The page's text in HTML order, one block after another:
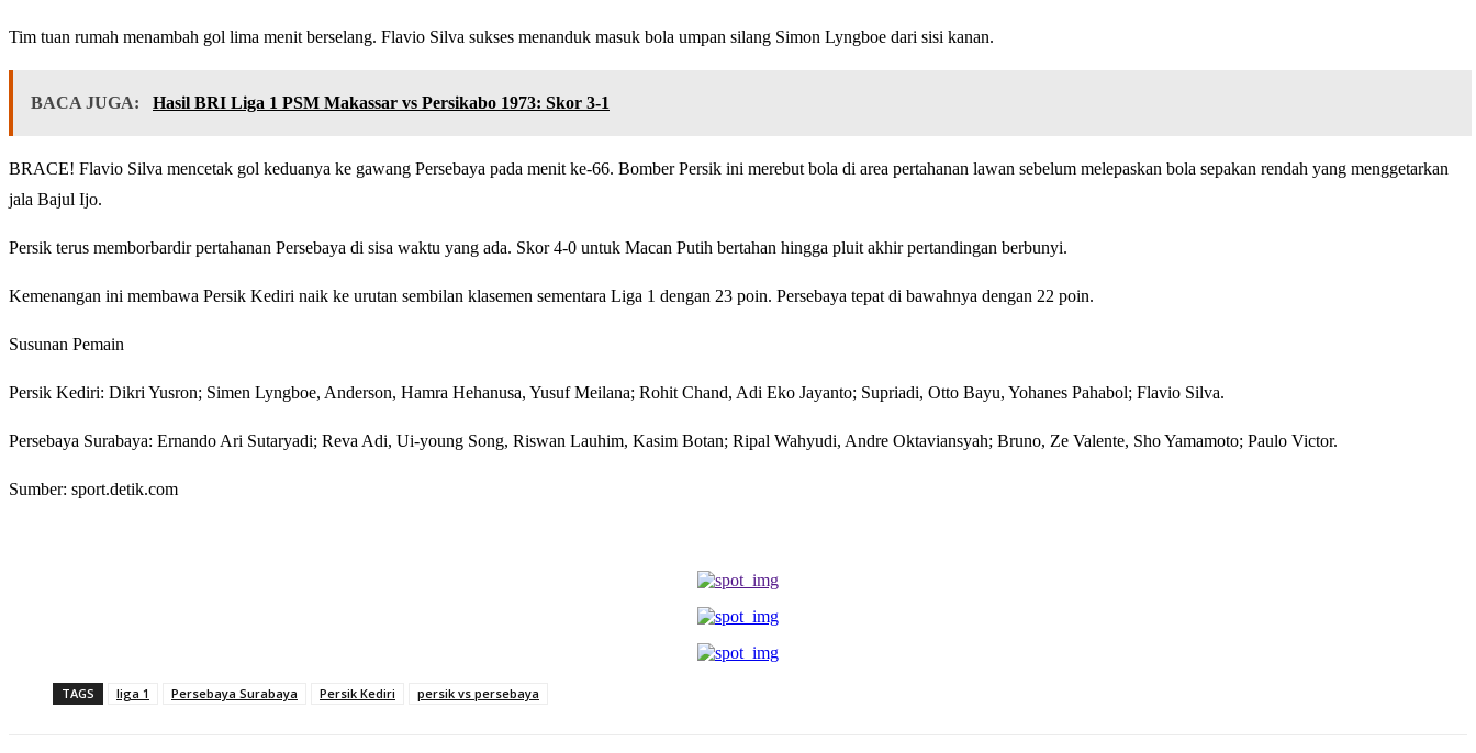
Tim tuan rumah menambah gol lima menit berselang. Flavio Silva sukses menanduk masuk bola umpan silang Simon Lyngboe dari sisi kanan.
BACA JUGA: Hasil BRI Liga 1 PSM Makassar vs Persikabo 1973: Skor 3-1
BRACE! Flavio Silva mencetak gol keduanya ke gawang Persebaya pada menit ke-66. Bomber Persik ini merebut bola di area pertahanan lawan sebelum melepaskan bola sepakan rendah yang menggetarkan
jala Bajul Ijo.
Persik terus memborbardir pertahanan Persebaya di sisa waktu yang ada. Skor 4-0 untuk Macan Putih bertahan hingga pluit akhir pertandingan berbunyi.
Kemenangan ini membawa Persik Kediri naik ke urutan sembilan klasemen sementara Liga 1 dengan 23 poin. Persebaya tepat di bawahnya dengan 22 poin.
Susunan Pemain
Persik Kediri: Dikri Yusron; Simen Lyngboe, Anderson, Hamra Hehanusa, Yusuf Meilana; Rohit Chand, Adi Eko Jayanto; Supriadi, Otto Bayu, Yohanes Pahabol; Flavio Silva.
Persebaya Surabaya: Ernando Ari Sutaryadi; Reva Adi, Ui-young Song, Riswan Lauhim, Kasim Botan; Ripal Wahyudi, Andre Oktaviansyah; Bruno, Ze Valente, Sho Yamamoto; Paulo Victor.
Sumber: sport.detik.com
TAGS liga 1 Persebaya Surabaya Persik Kediri persik vs persebaya